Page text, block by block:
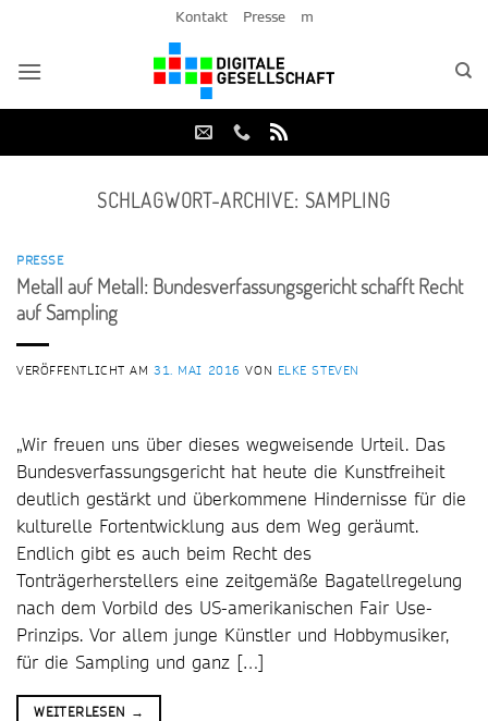
springen
Kontakt Presse m
SCHLAGWORT-ARCHIVE: SAMPLING
PRESSE
Metall auf Metall: Bundesverfassungsgericht schafft Recht
auf Sampling
VERÖFFENTLICHT AM31. MAI 2016 VON ELKE STEVEN
„Wir freuen uns über dieses wegweisende Urteil. Das
Bundesverfassungsgericht hat heute die Kunstfreiheit
deutlich gestärkt und überkommene Hindernisse für die
kulturelle Fortentwicklung aus dem Weg geräumt.
Endlich gibt es auch beim Recht des
Tonträgerherstellers eine zeitgemäße Bagatellregelung
nach dem Vorbild des US-amerikanischen Fair Use-
Prinzips. Vor allem junge Künstler und Hobbymusiker,
für die Sampling und ganz […]
WEITERLESEN →